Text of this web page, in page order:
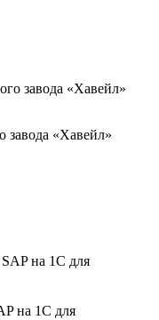
завода «Хавейл»
на 1С для